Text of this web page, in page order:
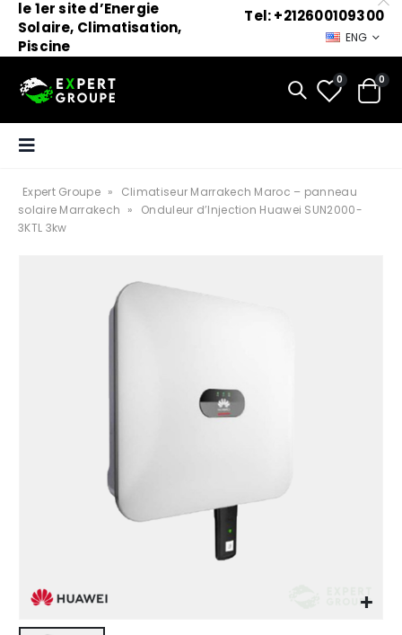
le 1er site d’Energie
Solaire, Climatisation,
Piscine
Tel: +212600109300
ENG
0 0
Expert Groupe »
Climatiseur Marrakech Maroc – panneau
solaire Marrakech »
Onduleur d’Injection Huawei SUN2000-
3KTL 3kw